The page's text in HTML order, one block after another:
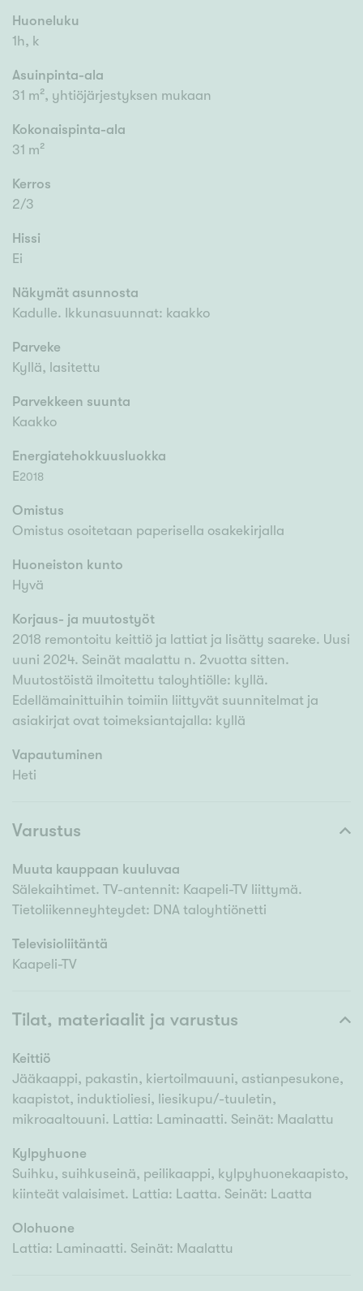
Huoneluku
1h, k
Asuinpinta-ala
31 m², yhtiöjärjestyksen mukaan
Kokonaispinta-ala
31 m²
Kerros
2/3
Hissi
Ei
Näkymät asunnosta
Kadulle. Ikkunasuunnat: kaakko
Parveke
Kyllä, lasitettu
Parvekkeen suunta
Kaakko
Energiatehokkuusluokka
E2018
Omistus
Omistus osoitetaan paperisella osakekirjalla
Huoneiston kunto
Hyvä
Korjaus- ja muutostyöt
2018 remontoitu keittiö ja lattiat ja lisätty saareke. Uusi
uuni 2024. Seinät maalattu n. 2vuotta sitten.
Muutostöistä ilmoitettu taloyhtiölle: kyllä.
Edellämainittuihin toimiin liittyvät suunnitelmat ja
asiakirjat ovat toimeksiantajalla: kyllä
Vapautuminen
Heti
Varustus
Muuta kauppaan kuuluvaa
Sälekaihtimet. TV-antennit: Kaapeli-TV liittymä.
Tietoliikenneyhteydet: DNA taloyhtiönetti
Televisioliitäntä
Kaapeli-TV
Tilat, materiaalit ja varustus
Keittiö
Jääkaappi, pakastin, kiertoilmauuni, astianpesukone,
kaapistot, induktioliesi, liesikupu/-tuuletin,
mikroaaltouuni. Lattia: Laminaatti. Seinät: Maalattu
Kylpyhuone
Suihku, suihkuseinä, peilikaappi, kylpyhuonekaapisto,
kiinteät valaisimet. Lattia: Laatta. Seinät: Laatta
Olohuone
Lattia: Laminaatti. Seinät: Maalattu